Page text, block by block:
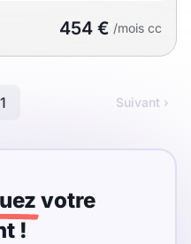
454 € /mois cc
1 Suivant ›
votre
!